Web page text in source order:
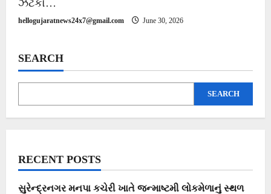
ઝટકો…
hellogujaratnews24x7@gmail.com June 30, 2026
SEARCH
SEARCH
RECENT POSTS
સુરેન્દ્રનગર મનપા કચેરી ખાતે જન્માષ્ટમી લોકમેળાનું સ્થળ